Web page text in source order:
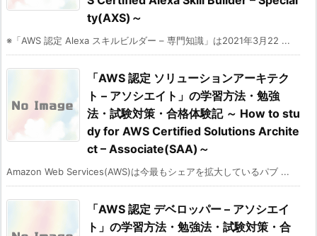
ty(AXS)～
※「AWS 認定 Alexa スキルビルダー – 専門知識」は2021年3月22 ...
「AWS 認定 ソリューションアーキテク
ト – アソシエイト」の学習方法・勉強
法・試験対策・合格体験記 ～ How to stu
dy for AWS Certified Solutions Archite
ct – Associate(SAA)～
Amazon Web Services(AWS)は今最もシェアを拡大しているパブ ...
「AWS 認定 デベロッパー – アソシエイ
ト」の学習方法・勉強法・試験対策・合